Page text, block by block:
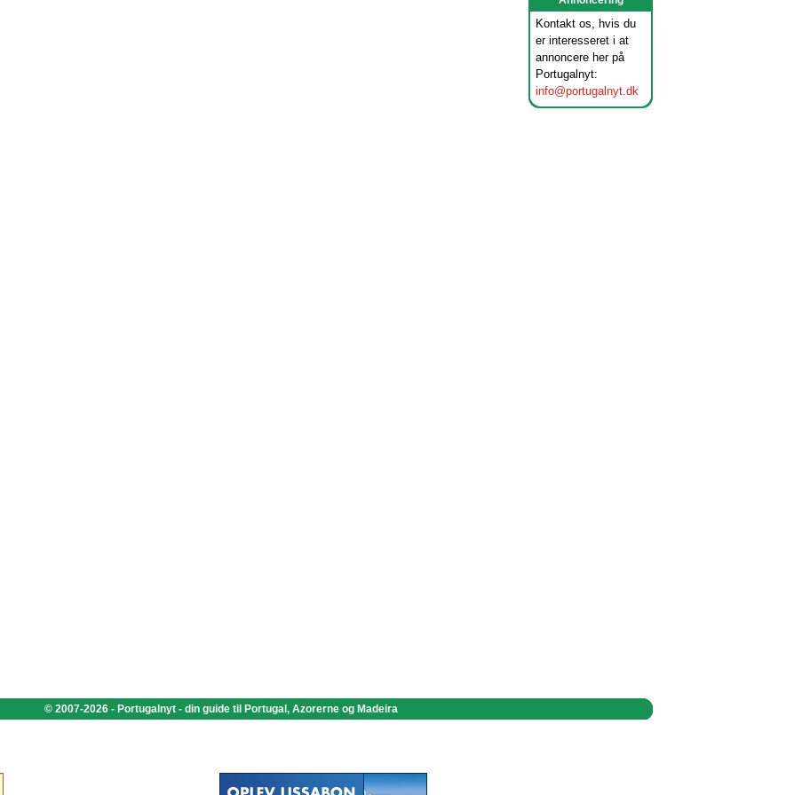
Kontakt os, hvis du
er interesseret i at
annoncere her på
Portugalnyt:
info@portugalnyt.dk
© 2007-2026 - Portugalnyt - din guide til Portugal, Azorerne og Madeira